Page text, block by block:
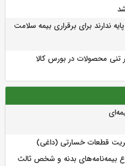
ندارند برای برقراری بیمه سلامت
قطعات خسارتی (داغی)
بیمه‌نامه‌های بدنه و شخص ثالث